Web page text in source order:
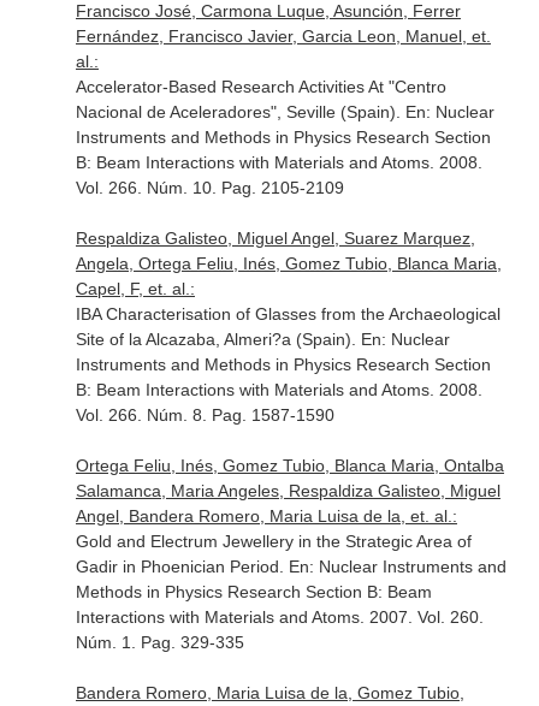
Francisco José, Carmona Luque, Asunción, Ferrer
Fernández, Francisco Javier, Garcia Leon, Manuel, et.
al.:
Accelerator-Based Research Activities At "Centro
Nacional de Aceleradores", Seville (Spain). En: Nuclear
Instruments and Methods in Physics Research Section
B: Beam Interactions with Materials and Atoms. 2008.
Vol. 266. Núm. 10. Pag. 2105-2109
Respaldiza Galisteo, Miguel Angel, Suarez Marquez,
Angela, Ortega Feliu, Inés, Gomez Tubio, Blanca Maria,
Capel, F, et. al.:
IBA Characterisation of Glasses from the Archaeological
Site of la Alcazaba, Almeri?a (Spain). En: Nuclear
Instruments and Methods in Physics Research Section
B: Beam Interactions with Materials and Atoms. 2008.
Vol. 266. Núm. 8. Pag. 1587-1590
Ortega Feliu, Inés, Gomez Tubio, Blanca Maria, Ontalba
Salamanca, Maria Angeles, Respaldiza Galisteo, Miguel
Angel, Bandera Romero, Maria Luisa de la, et. al.:
Gold and Electrum Jewellery in the Strategic Area of
Gadir in Phoenician Period. En: Nuclear Instruments and
Methods in Physics Research Section B: Beam
Interactions with Materials and Atoms. 2007. Vol. 260.
Núm. 1. Pag. 329-335
Bandera Romero, Maria Luisa de la, Gomez Tubio,